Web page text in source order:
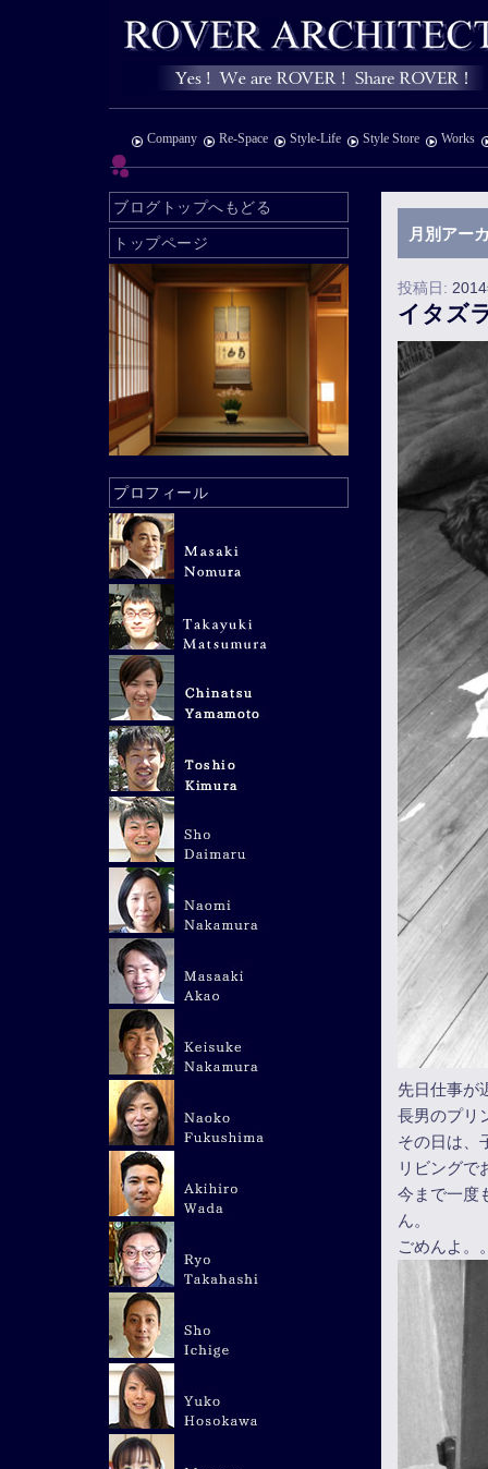
Company Re-Space Style-Life Style Store Works
月別アー
投稿日:
イタズ
先日仕事が
長男のプリ
その日は、
リビングで
今まで一度
ん。
ごめんよ。
ブログトップへもどる
トップページ
プロフィール